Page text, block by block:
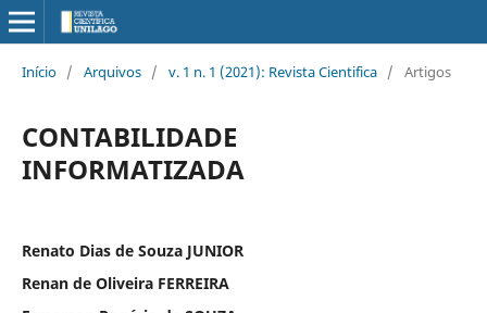
Início / Arquivos / v. 1 n. 1 (2021): Revista Cientifica / Artigos
CONTABILIDADE
INFORMATIZADA
Renato Dias de Souza JUNIOR
Renan de Oliveira FERREIRA